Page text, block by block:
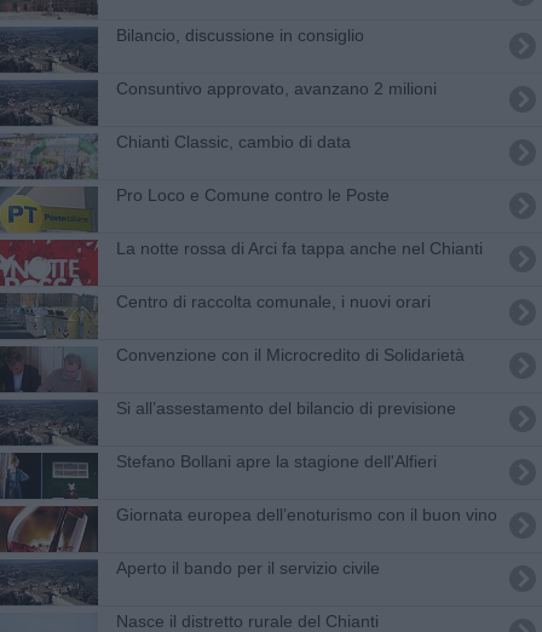
Bilancio, discussione in consiglio
Consuntivo approvato, avanzano 2 milioni
Chianti Classic, cambio di data
Pro Loco e Comune contro le Poste
La notte rossa di Arci fa tappa anche nel Chianti
Centro di raccolta comunale, i nuovi orari
Convenzione con il Microcredito di Solidarietà
Si all’assestamento del bilancio di previsione
Stefano Bollani apre la stagione dell'Alfieri
Giornata europea dell’enoturismo con il buon vino
Aperto il bando per il servizio civile
Nasce il distretto rurale del Chianti